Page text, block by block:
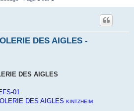
DES AIGLES -
DES AIGLES
01
DES AIGLES KINTZHEIM